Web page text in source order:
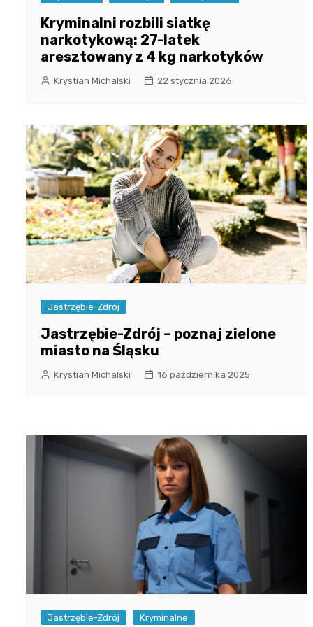
Kryminalni rozbili siatkę
narkotykową: 27-latek
aresztowany z 4 kg narkotyków
Krystian Michalski 22 stycznia 2026
Jastrzębie-Zdrój
Jastrzębie-Zdrój – poznaj zielone
miasto na Śląsku
Krystian Michalski 16 października 2025
Jastrzębie-Zdrój Kryminalne